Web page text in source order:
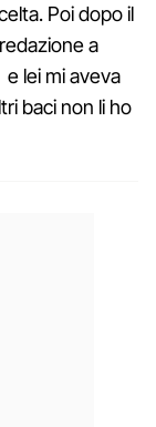
Poi dopo il
a
lei mi aveva
baci non li ho